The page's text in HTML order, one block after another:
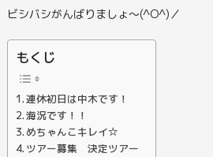
ビシバシがんばりましょ～(^O^)／
もくじ
連休初日は中木です！
海況です！！
めちゃんこキレイ☆
ツアー募集 決定ツアー